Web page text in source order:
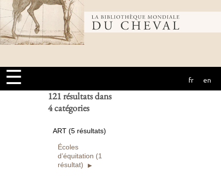
Bibliothèque
mondiale du
cheval
☰ fr en
Ouvrages
numérisés seuls
Réinitialiser
121 résultats dans
4 catégories
ART (5 résultats)
Écoles
d’équitation (1
résultat)